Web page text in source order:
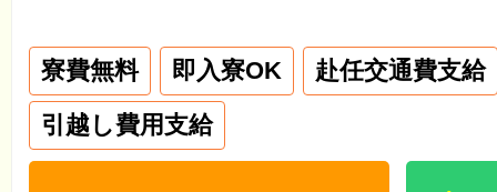
寮費無料 即入寮OK
赴任交通費支給
引越し費用支給